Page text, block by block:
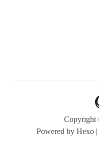
Copyright
Powered by Hexo |